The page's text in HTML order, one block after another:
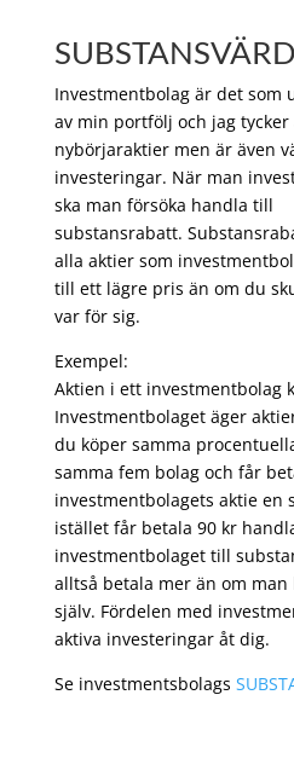
Investmentbolag är det som
av min portfölj och jag
nybörjaraktier men är även
investeringar. När man
ska man försöka handla till
substansrabatt.
alla aktier som
till ett lägre pris än om du
var för sig.
Exempel:
Aktien i ett investmentbolag
Investmentbolaget äger
du köper samma
samma fem bolag och får
investmentbolagets aktie en
istället får betala 90 kr
investmentbolaget till
alltså betala mer än om
själv. Fördelen med
aktiva investeringar åt dig.
Se investmentsbolags